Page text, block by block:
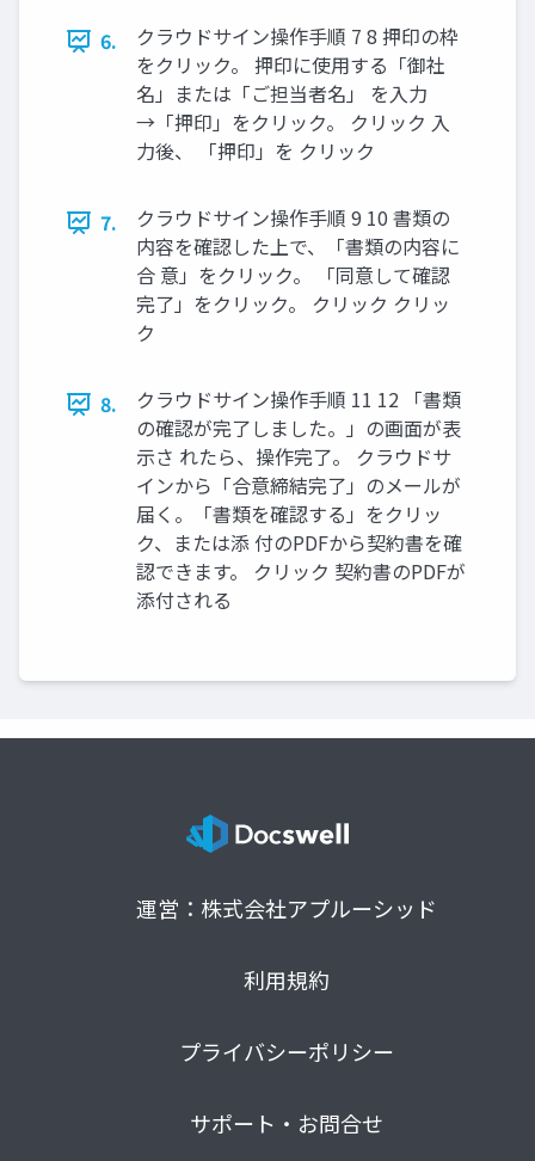
6.
クラウドサイン操作⼿順 7 8 押印の枠
をクリック。 押印に使⽤する「御社
名」または「ご担当者名」 を⼊⼒
→「押印」をクリック。 クリック ⼊
⼒後、 「押印」を クリック
7.
クラウドサイン操作⼿順 9 10 書類の
内容を確認した上で、「書類の内容に
合 意」をクリック。 「同意して確認
完了」をクリック。 クリック クリッ
ク
8.
クラウドサイン操作⼿順 11 12 「書類
の確認が完了しました。」の画⾯が表
⽰さ れたら、操作完了。 クラウドサ
インから「合意締結完了」のメールが
届く。「書類を確認する」をクリッ
ク、または添 付のPDFから契約書を確
認できます。 クリック 契約書のPDFが
添付される
運営：株式会社アプルーシッド
利用規約
プライバシーポリシー
サポート・お問合せ